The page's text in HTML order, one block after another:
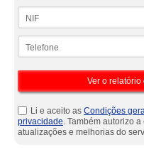
Li e aceito as Condições
privacidade. Também autorizo
atualizações e melhorias do